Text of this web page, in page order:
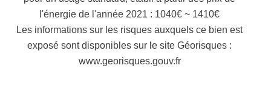
l'énergie de l'année 2021 : 1040€ ~ 1410€
Les informations sur les risques auxquels ce bien est
exposé sont disponibles sur le site Géorisques :
www.georisques.gouv.fr